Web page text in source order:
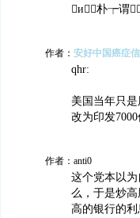
и朴┮谓
作者： 安好中国癌症
qhr:
美国当年只
改为印发7000
作者：anti0
这个党本以
么，于是炒
高的银行的